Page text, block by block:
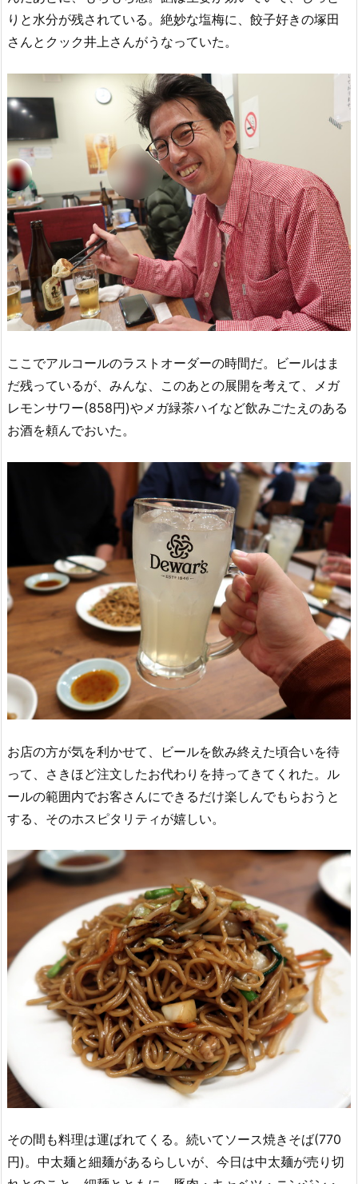
りと水分が残されている。絶妙な塩梅に、餃子好きの塚田
さんとクック井上さんがうなっていた。
ここでアルコールのラストオーダーの時間だ。ビールはま
だ残っているが、みんな、このあとの展開を考えて、メガ
レモンサワー(858円)やメガ緑茶ハイなど飲みごたえのある
お酒を頼んでおいた。
お店の方が気を利かせて、ビールを飲み終えた頃合いを待
って、さきほど注文したお代わりを持ってきてくれた。ル
ールの範囲内でお客さんにできるだけ楽しんでもらおうと
する、そのホスピタリティが嬉しい。
その間も料理は運ばれてくる。続いてソース焼きそば(770
円)。中太麺と細麺があるらしいが、今日は中太麺が売り切